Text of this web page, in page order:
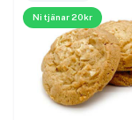
Ni tjänar 20kr